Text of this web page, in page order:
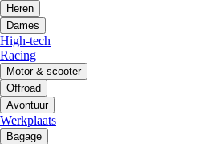
Heren
Dames
High-tech
Racing
Motor & scooter
Offroad
Avontuur
Werkplaats
Bagage